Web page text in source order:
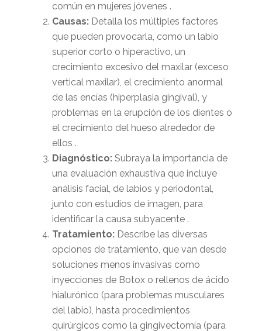
común en mujeres jóvenes .
Causas:Detalla los múltiples factores
que pueden provocarla, como un labio
superior corto o hiperactivo, un
crecimiento excesivo del maxilar (exceso
vertical maxilar), el crecimiento anormal
de las encías (hiperplasia gingival), y
problemas en la erupción de los dientes o
el crecimiento del hueso alrededor de
ellos .
Diagnóstico:Subraya la importancia de
una evaluación exhaustiva que incluye
análisis facial, de labios y periodontal,
junto con estudios de imagen, para
identificar la causa subyacente .
Tratamiento:Describe las diversas
opciones de tratamiento, que van desde
soluciones menos invasivas como
inyecciones de Botox o rellenos de ácido
hialurónico (para problemas musculares
del labio), hasta procedimientos
quirúrgicos como la gingivectomía (para